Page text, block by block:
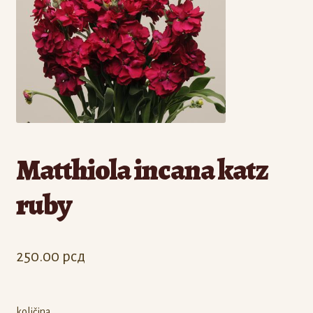
Odjava
Registracija
Matthiola incana katz
ruby
250.00 рсд